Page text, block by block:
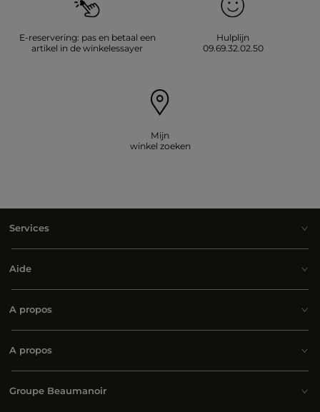
E-reservering: pas en betaal een
artikel in de winkelessayer
Hulplijn
09.69.32.02.50
Mijn
winkel zoeken
Services
Aide
A propos
A propos
Groupe Beaumanoir